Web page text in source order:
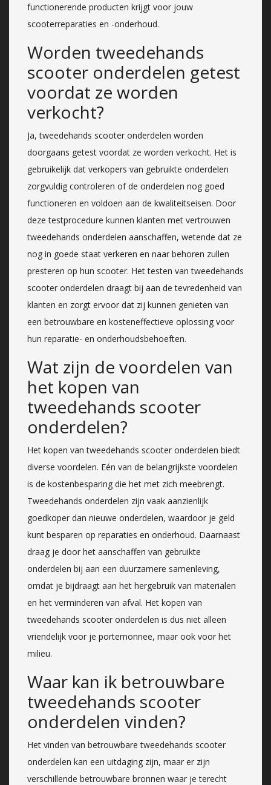
functionerende producten krijgt voor jouw
scooterreparaties en -onderhoud.
Worden tweedehands
scooter onderdelen getest
voordat ze worden
verkocht?
Ja, tweedehands scooter onderdelen worden
doorgaans getest voordat ze worden verkocht. Het is
gebruikelijk dat verkopers van gebruikte onderdelen
zorgvuldig controleren of de onderdelen nog goed
functioneren en voldoen aan de kwaliteitseisen. Door
deze testprocedure kunnen klanten met vertrouwen
tweedehands onderdelen aanschaffen, wetende dat ze
nog in goede staat verkeren en naar behoren zullen
presteren op hun scooter. Het testen van tweedehands
scooter onderdelen draagt bij aan de tevredenheid van
klanten en zorgt ervoor dat zij kunnen genieten van
een betrouwbare en kosteneffectieve oplossing voor
hun reparatie- en onderhoudsbehoeften.
Wat zijn de voordelen van
het kopen van
tweedehands scooter
onderdelen?
Het kopen van tweedehands scooter onderdelen biedt
diverse voordelen. Eén van de belangrijkste voordelen
is de kostenbesparing die het met zich meebrengt.
Tweedehands onderdelen zijn vaak aanzienlijk
goedkoper dan nieuwe onderdelen, waardoor je geld
kunt besparen op reparaties en onderhoud. Daarnaast
draag je door het aanschaffen van gebruikte
onderdelen bij aan een duurzamere samenleving,
omdat je bijdraagt aan het hergebruik van materialen
en het verminderen van afval. Het kopen van
tweedehands scooter onderdelen is dus niet alleen
vriendelijk voor je portemonnee, maar ook voor het
milieu.
Waar kan ik betrouwbare
tweedehands scooter
onderdelen vinden?
Het vinden van betrouwbare tweedehands scooter
onderdelen kan een uitdaging zijn, maar er zijn
verschillende betrouwbare bronnen waar je terecht